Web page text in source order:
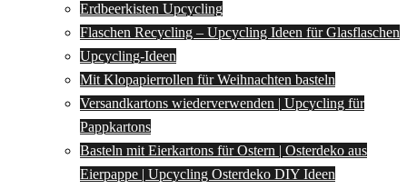
Erdbeerkisten Upcycling
Flaschen Recycling – Upcycling Ideen für Glasflaschen
Upcycling-Ideen
Mit Klopapierrollen für Weihnachten basteln
Versandkartons wiederverwenden | Upcycling für
Pappkartons
Basteln mit Eierkartons für Ostern | Osterdeko aus
Eierpappe | Upcycling Osterdeko DIY Ideen